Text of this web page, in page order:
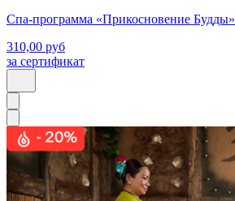
Спа-программа «Прикосновение Будды»
310,00 руб
за сертификат